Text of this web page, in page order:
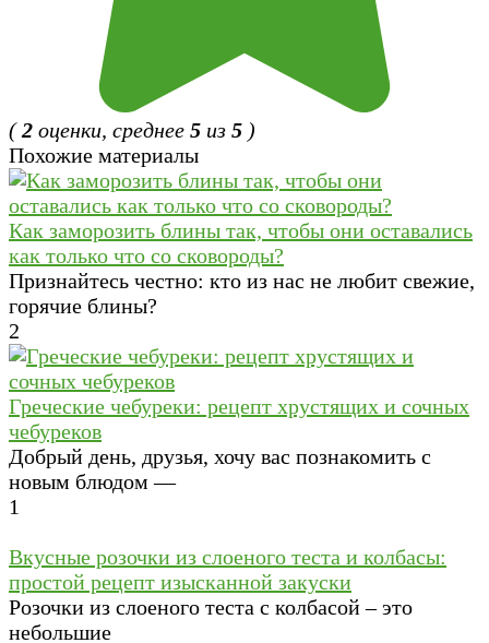
(2 оценки, среднее 5 из 5 )
Похожие материалы
Как заморозить блины так, чтобы они оставались
как только что со сковороды?
Признайтесь честно: кто из нас не любит свежие,
горячие блины?
2
Греческие чебуреки: рецепт хрустящих и сочных
чебуреков
Добрый день, друзья, хочу вас познакомить с
новым блюдом —
1
Вкусные розочки из слоеного теста и колбасы:
простой рецепт изысканной закуски
Розочки из слоеного теста с колбасой – это
небольшие